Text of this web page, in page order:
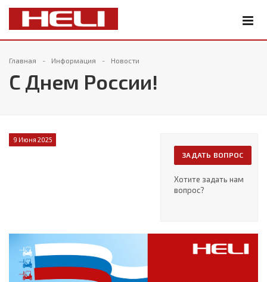
Главная Информация Новости
С Днем России!
ЗАДАТЬ ВОПРОС
Хотите задать нам
вопрос?
9 Июня 2025